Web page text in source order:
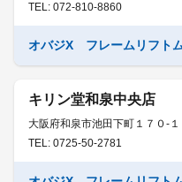
TEL: 072-810-8860
オバジX フレームリフト
キリン堂和泉中央店
大阪府和泉市池田下町１７０-１
TEL: 0725-50-2781